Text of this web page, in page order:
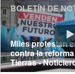
Miles protestan
contra la
Tierras -
BOLETÍN DE